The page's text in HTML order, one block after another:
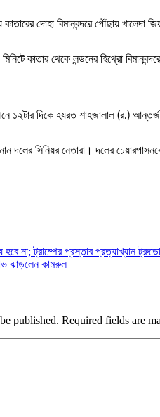
দোহা বিমানবন্দরে পৌঁছায় খালেদা
কাতার থেকে লন্ডনের হিথ্রো
দিকে হযরত শাহজালাল (র.)
দলের সিনিয়র নেতারা। দলের
হবে না; ট্রাম্পের প্রস্তাব প্রত্যাখ্যান
ঝাড়লেন কামরুল
published. Required fields are